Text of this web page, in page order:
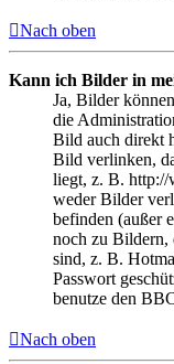
Nach oben
Kann ich Bilder in
Ja, Bilder
die
Bild auch direkt
Bild verlinken,
liegt, z. B.
weder Bilder
befinden (außer
noch zu Bildern,
sind, z. B.
Passwort
benutze den
Nach oben